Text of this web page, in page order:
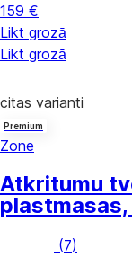
159 €
Likt grozā
Likt grozā
citas varianti
Premium
Zone
Atkritumu
(7)